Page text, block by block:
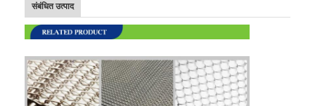
संबंधित उत्पाद